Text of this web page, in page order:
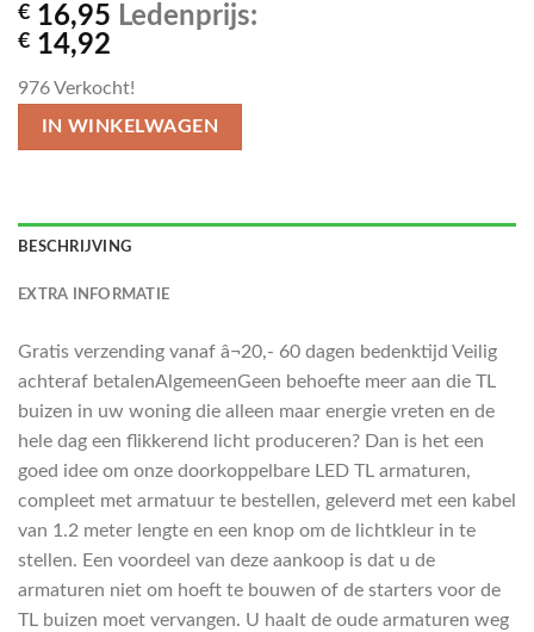
€ 16,95 Ledenprijs:
€ 14,92
976Verkocht!
IN WINKELWAGEN
BESCHRIJVING
EXTRA INFORMATIE
Gratis verzending vanaf â¬20,- 60 dagen bedenktijd Veilig
achteraf betalenAlgemeenGeen behoefte meer aan die TL
buizen in uw woning die alleen maar energie vreten en de
hele dag een flikkerend licht produceren? Dan is het een
goed idee om onze doorkoppelbare LED TL armaturen,
compleet met armatuur te bestellen, geleverd met een kabel
van 1.2 meter lengte en een knop om de lichtkleur in te
stellen. Een voordeel van deze aankoop is dat u de
armaturen niet om hoeft te bouwen of de starters voor de
TL buizen moet vervangen. U haalt de oude armaturen weg